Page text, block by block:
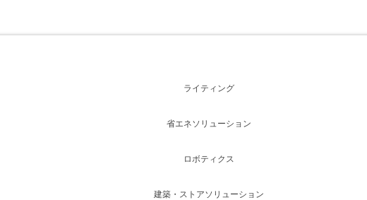
ライティング
省エネソリューション
ロボティクス
建築・ストアソリューション